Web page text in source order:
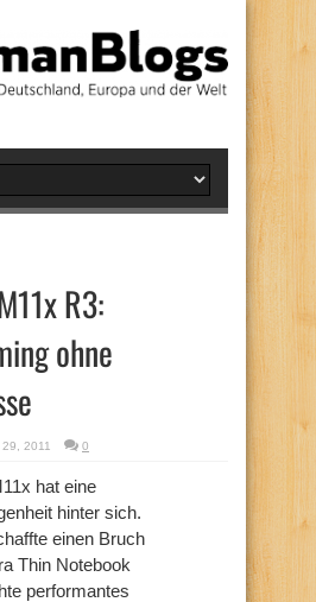
R3:
ohne
29, 2011 0
hat eine
hinter sich.
einen Bruch
Thin Notebook
performantes